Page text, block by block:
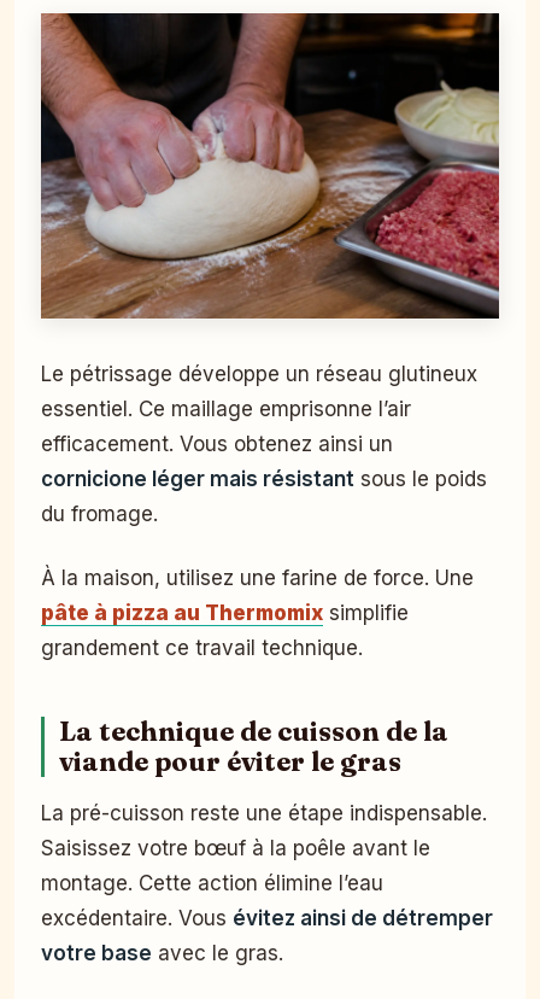
Le pétrissage développe un réseau glutineux
essentiel. Ce maillage emprisonne l’air
efficacement. Vous obtenez ainsi un
cornicione léger mais résistant sous le poids
du fromage.
À la maison, utilisez une farine de force. Une
pâte à pizza au Thermomix simplifie
grandement ce travail technique.
La technique de cuisson de la
viande pour éviter le gras
La pré-cuisson reste une étape indispensable.
Saisissez votre bœuf à la poêle avant le
montage. Cette action élimine l’eau
excédentaire. Vous évitez ainsi de détremper
votre base avec le gras.